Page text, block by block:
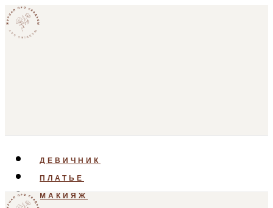
ДЕВИЧНИК
ПЛАТЬЕ
МАКИЯЖ